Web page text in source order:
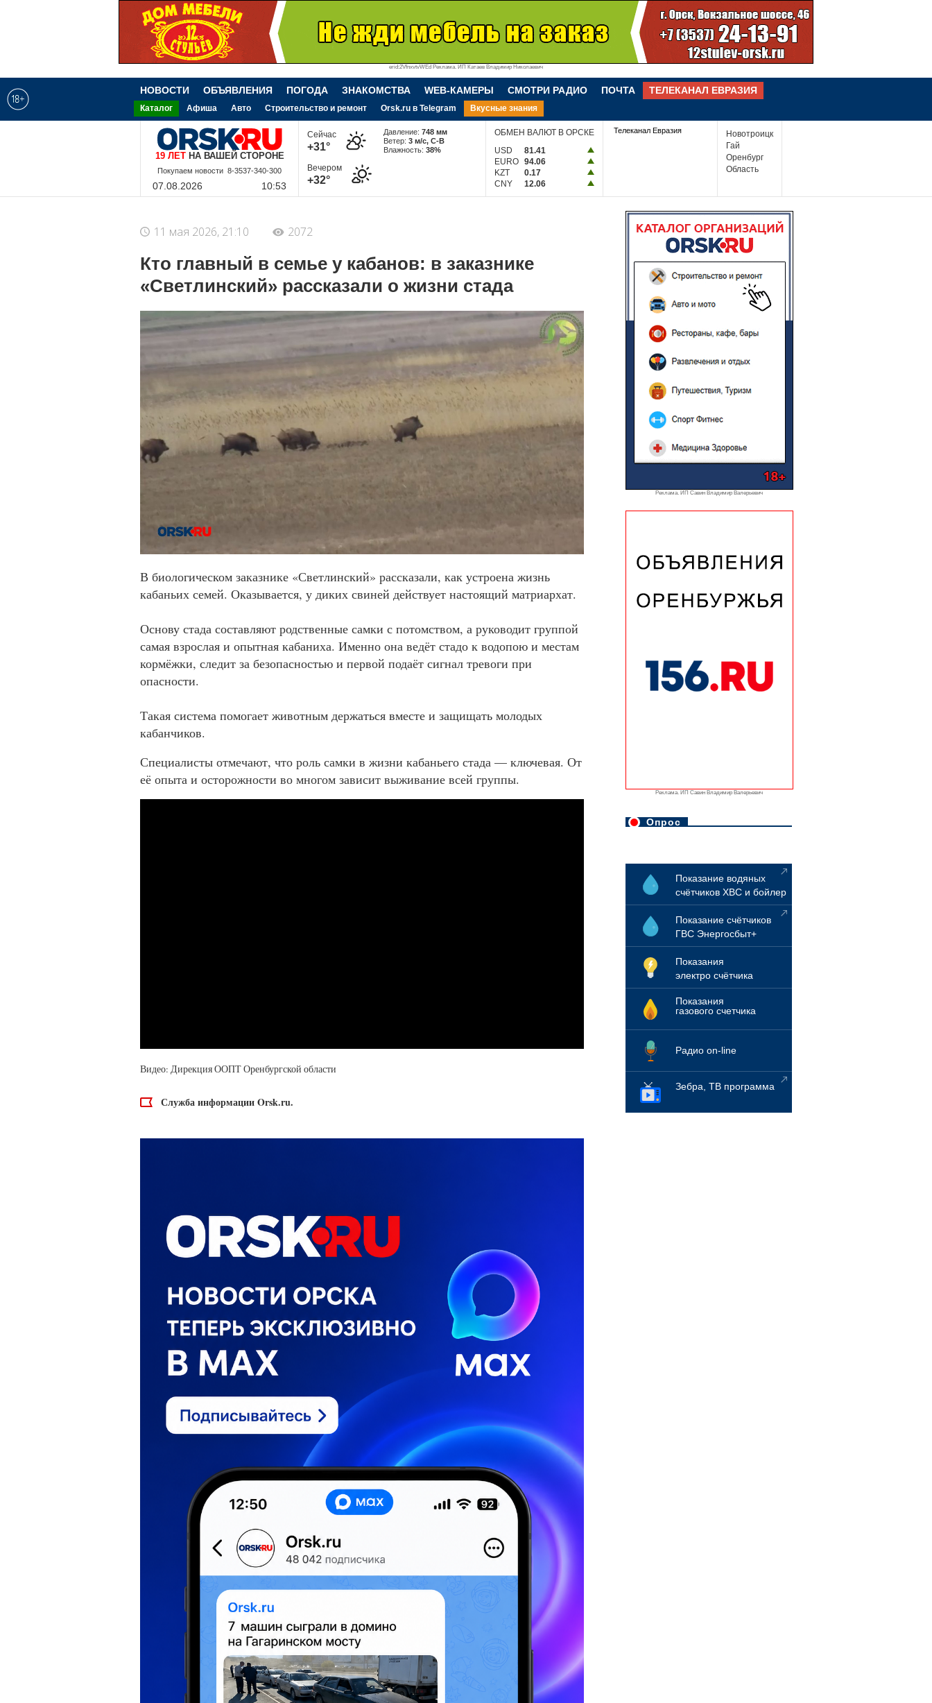
erid:2VfnxvtvWEd Реклама. ИП Катаев Владимир Николаевич
НОВОСТИ ОБЪЯВЛЕНИЯ ПОГОДА ЗНАКОМСТВА WEB-КАМЕРЫ СМОТРИ РАДИО ПОЧТА ТЕЛЕКАНАЛ ЕВРАЗИЯ
Каталог Афиша Авто Строительство и ремонт Orsk.ru в Telegram Вкусные знания
19 ЛЕТНА ВАШЕЙ СТОРОНЕ
Покупаем новости 8-3537-340-300
07.08.2026 10:53
Сейчас
+31°
Вечером
+32°
Давление:748 мм
Ветер:3 м/c, С-В
Влажность:38%
ОБМЕН ВАЛЮТ В ОРСКЕ
USD
81.41
EURO 94.06
KZT
0.17
CNY
12.06
Телеканал Евразия
Новотроицк
Гай
Оренбург
Область
Реклама. ИП Савин Владимир Валерьевич
Реклама. ИП Савин Владимир Валерьевич
Опрос
Показание водяных
счётчиков ХВС и бойлер
Показание счётчиков
ГВС Энергосбыт+
Показания
электро счётчика
Показания
газового счетчика
Радио on-line
Зебра, ТВ программа
11 мая 2026, 21:10 2072
Кто главный в семье у кабанов: в заказнике
«Светлинский» рассказали о жизни стада
В биологическом заказнике «Светлинский» рассказали, как устроена жизнь
кабаньих семей. Оказывается, у диких свиней действует настоящий матриархат.
Основу стада составляют родственные самки с потомством, а руководит группой
самая взрослая и опытная кабаниха. Именно она ведёт стадо к водопою и местам
кормёжки, следит за безопасностью и первой подаёт сигнал тревоги при
опасности.
Такая система помогает животным держаться вместе и защищать молодых
кабанчиков.
Специалисты отмечают, что роль самки в жизни кабаньего стада — ключевая. От
её опыта и осторожности во многом зависит выживание всей группы.
Видео: Дирекция ООПТ Оренбургской области
Служба информации Orsk.ru.